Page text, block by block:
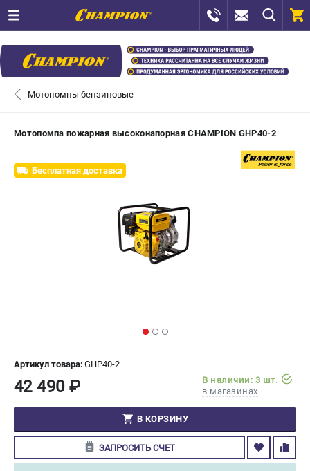
СЕРВИС
МАГАЗИНЫ
ИЗБРАННОЕ ( 0 )
ВХОД ИЛИ РЕГИСТРАЦИЯ
0
ПОДДЕРЖКА
Мотопомпы бензиновые
Мотопомпа пожарная высоконапорная CHAMPION GHP40-2
Бесплатная доставка
Артикул товара: GHP40-2
42 490 ₽
В наличии: 3 шт.
в магазинах
В КОРЗИНУ
ЗАПРОСИТЬ СЧЕТ